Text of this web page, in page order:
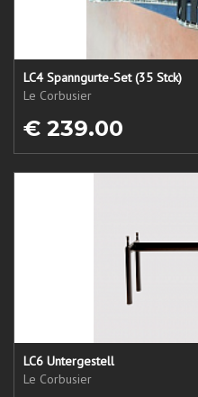
LC4 Spanngurte-Set (35 Stck)
Le Corbusier
€ 239.00
LC6 Untergestell
Le Corbusier